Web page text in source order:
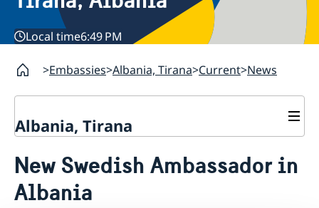
Local time6:49 PM
Embassies Albania, Tirana Current News
Albania, Tirana
About us
Ambassador
Current
New Swedish Ambassador in
Albania